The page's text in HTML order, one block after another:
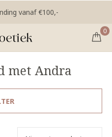
0
vanaf €100,-
met Andra